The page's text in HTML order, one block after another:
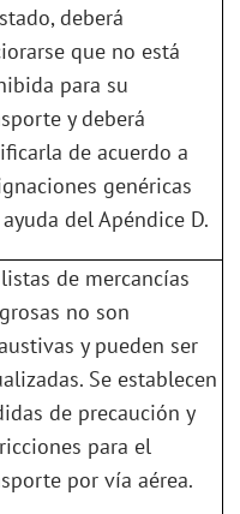
deberá
que no está
para su
y deberá
de acuerdo a
genéricas
del Apéndice D.
de mercancías
no son
y pueden ser
Se establecen
de precaución y
para el
por vía aérea.